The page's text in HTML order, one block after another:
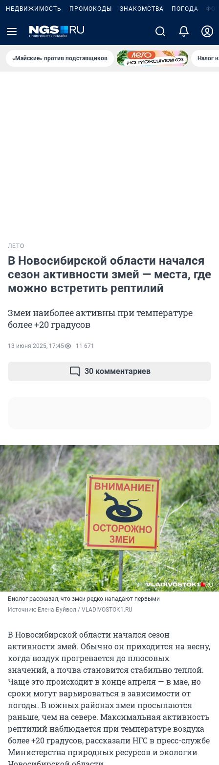
НЕДВИЖИМОСТЬ ПРОМОКОДЫ ЗНАКОМСТВА ПОГОДА
«Майские» против подставщиков Налог
ЛЕТО
В Новосибирской области начался
сезон активности змей — места, где
можно встретить рептилий
Змеи наиболее активны при температуре
более +20 градусов
13 июня 2025, 17:45 11 671
30 комментариев
Биолог рассказал, что змеи редко нападают первыми
Источник: Елена Буйвол / VLADIVOSTOK1.RU
В Новосибирской области начался сезон
активности змей. Обычно он приходится на весну,
когда воздух прогревается до плюсовых
значений, а почва становится стабильно теплой.
Чаще это происходит в конце апреля — в мае, но
сроки могут варьироваться в зависимости от
погоды. В южных районах змеи просыпаются
раньше, чем на севере. Максимальная активность
рептилий наблюдается при температуре воздуха
более +20 градусов, рассказали НГС в пресс-службе
Министерства природных ресурсов и экологии